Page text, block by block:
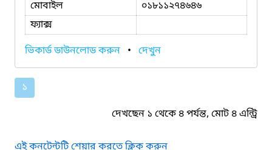
মোবাইল
০১৮১১২৭৪৬৪৬
ফ্যাক্স
ভিকার্ড ডাউনলোড করুন • দেখুন
১
দেখছেন ১ থেকে ৪ পর্যন্ত, মোট ৪ এন্ট্রি
এই কনটেন্টটি শেয়ার করতে ক্লিক করুন